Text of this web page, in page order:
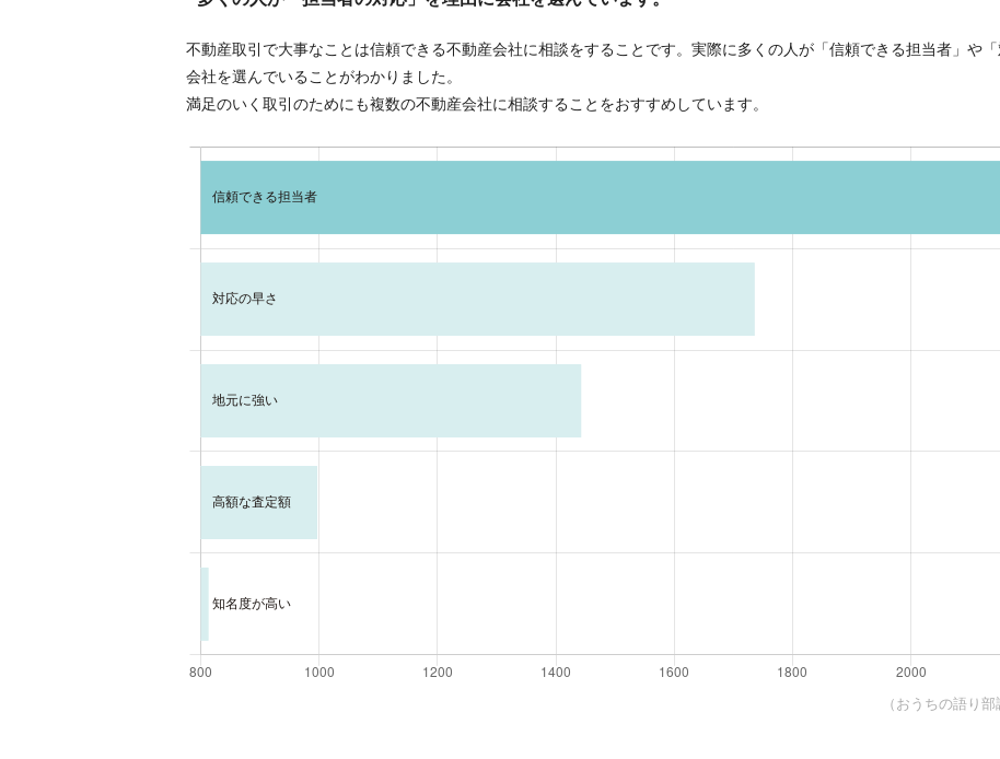
不動産取引で大事なことは信頼できる不動産会社に相談をすることです。実際に多くの人が「信頼できる担当者」や
会社を選んでいることがわかりました。
満足のいく取引のためにも複数の不動産会社に相談することをおすすめしています。
（おうちの語り